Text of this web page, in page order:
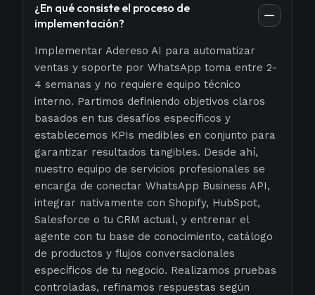
¿En qué consiste el proceso de
implementación?
Implementar Adereso AI para automatizar
ventas y soporte por WhatsApp toma entre 2-
4 semanas y no requiere equipo técnico
interno. Partimos definiendo objetivos claros
basados en tus desafíos específicos y
establecemos KPIs medibles en conjunto para
garantizar resultados tangibles. Desde ahí,
nuestro equipo de servicios profesionales se
encarga de conectar WhatsApp Business API,
integrar nativamente con Shopify, HubSpot,
Salesforce o tu CRM actual, y entrenar el
agente con tu base de conocimiento, catálogo
de productos y flujos conversacionales
específicos de tu negocio. Realizamos pruebas
controladas, refinamos respuestas según